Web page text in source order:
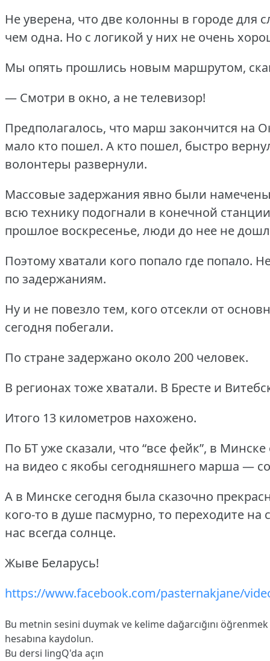
Не уверена, что две колонны в городе для
чем одна. Но с логикой у них не очень
Мы опять прошлись новым маршрутом,
— Смотри в окно, а не телевизор!
Предполагалось, что марш закончится на
мало кто пошел. А кто пошел, быстро
волонтеры развернули.
Массовые задержания явно были
всю технику подогнали в конечной
прошлое воскресенье, люди до нее не
Поэтому хватали кого попало где попало.
по задержаниям.
Ну и не повезло тем, кого отсекли от
сегодня побегали.
По стране задержано около 200 человек.
В регионах тоже хватали. В Бресте и
Итого 13 километров нахожено.
По БТ уже сказали, что “все фейк”, в
на видео с якобы сегодняшнего марша —
А в Минске сегодня была сказочно
кого-то в душе пасмурно, то переходите на
нас всегда солнце.
Жыве Беларусь!
https://www.facebook.com/pasternakjane/
Bu metnin sesini duymak ve kelime dağarcığını
hesabına kaydolun.
Bu dersi lingQ'da açın